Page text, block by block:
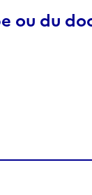
ou du